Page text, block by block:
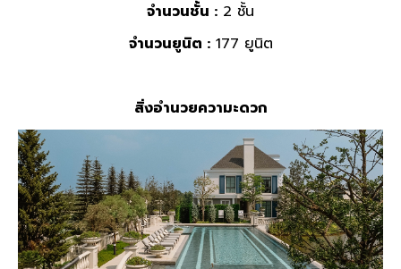
จำนวนชั้น : 2 ชั้น
จำนวนยูนิต :177 ยูนิต
สิ่งอำนวยความะดวก